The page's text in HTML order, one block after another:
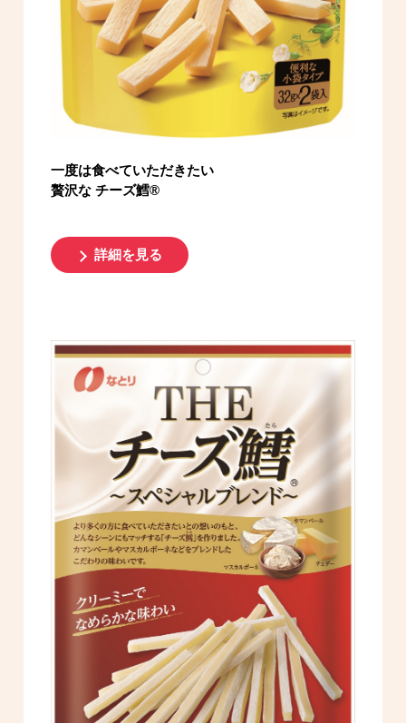
一度は食べていただきたい
贅沢な チーズ鱈®
詳細を見る